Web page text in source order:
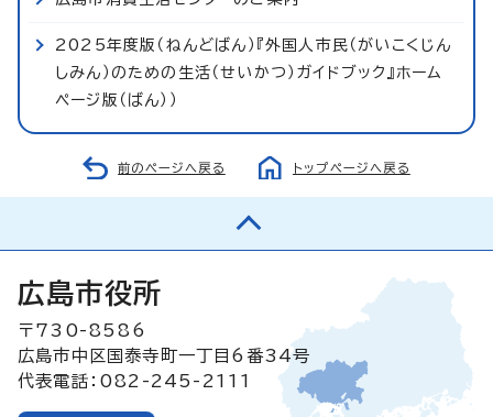
2025年度版（ねんどばん）『外国人市民（がいこくじん
しみん）のための生活（せいかつ）ガイドブック』ホーム
ページ版（ばん））
前のページへ戻る トップページへ戻る
広島市役所
〒730-8586
広島市中区国泰寺町一丁目6番34号
代表電話：082-245-2111